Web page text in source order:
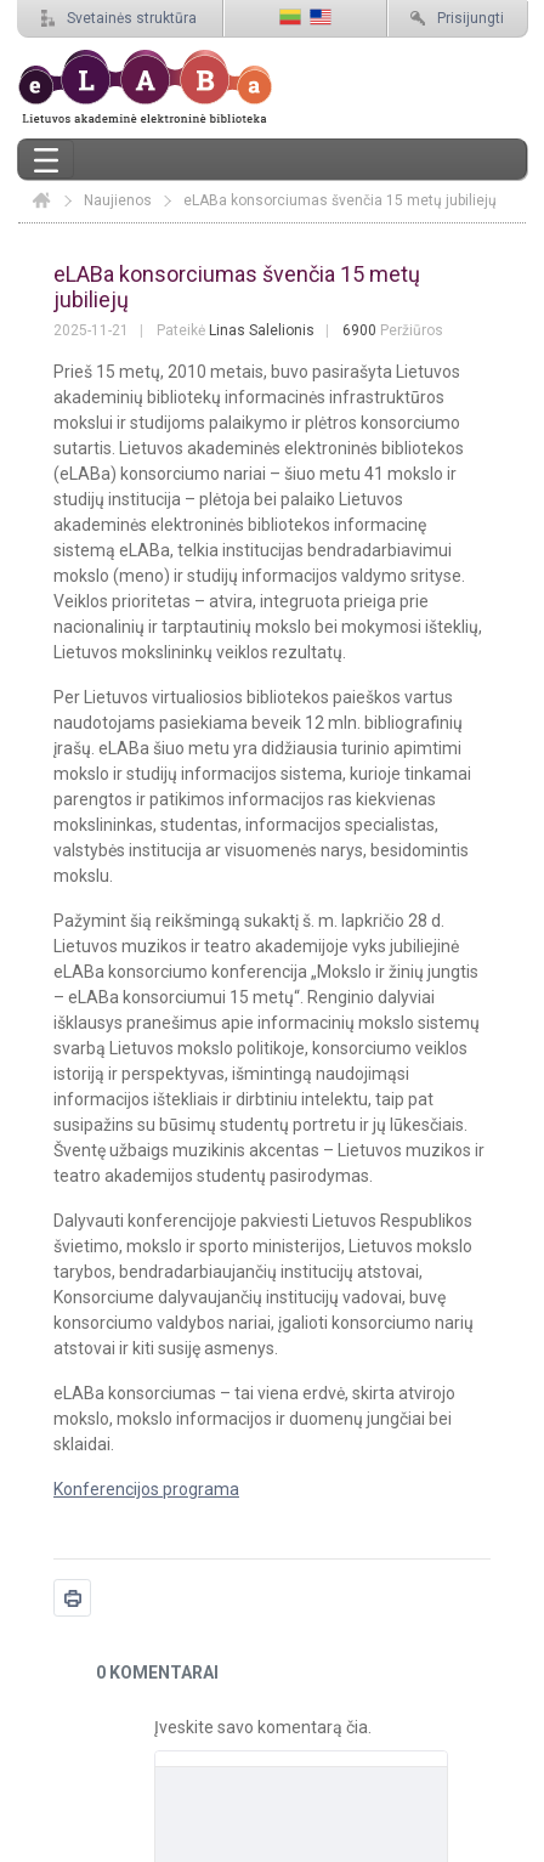
Svetainės struktūra Prisijungti
Elaba
Naujienos eLABa konsorciumas švenčia 15 metų jubiliejų
eLABa konsorciumas švenčia 15 metų
jubiliejų
2025-11-21 Pateikė Linas Salelionis 6900 Peržiūros
Prieš 15 metų, 2010 metais, buvo pasirašyta Lietuvos
akademinių bibliotekų informacinės infrastruktūros
mokslui ir studijoms palaikymo ir plėtros konsorciumo
sutartis. Lietuvos akademinės elektroninės bibliotekos
(eLABa) konsorciumo nariai – šiuo metu 41 mokslo ir
studijų institucija – plėtoja bei palaiko Lietuvos
akademinės elektroninės bibliotekos informacinę
sistemą eLABa, telkia institucijas bendradarbiavimui
mokslo (meno) ir studijų informacijos valdymo srityse.
Veiklos prioritetas – atvira, integruota prieiga prie
nacionalinių ir tarptautinių mokslo bei mokymosi išteklių,
Lietuvos mokslininkų veiklos rezultatų.
Per Lietuvos virtualiosios bibliotekos paieškos vartus
naudotojams pasiekiama beveik 12 mln. bibliografinių
įrašų. eLABa šiuo metu yra didžiausia turinio apimtimi
mokslo ir studijų informacijos sistema, kurioje tinkamai
parengtos ir patikimos informacijos ras kiekvienas
mokslininkas, studentas, informacijos specialistas,
valstybės institucija ar visuomenės narys, besidomintis
mokslu.
Pažymint šią reikšmingą sukaktį š. m. lapkričio 28 d.
Lietuvos muzikos ir teatro akademijoje vyks jubiliejinė
eLABa konsorciumo konferencija „Mokslo ir žinių jungtis
– eLABa konsorciumui 15 metų“. Renginio dalyviai
išklausys pranešimus apie informacinių mokslo sistemų
svarbą Lietuvos mokslo politikoje, konsorciumo veiklos
istoriją ir perspektyvas, išmintingą naudojimąsi
informacijos ištekliais ir dirbtiniu intelektu, taip pat
susipažins su būsimų studentų portretu ir jų lūkesčiais.
Šventę užbaigs muzikinis akcentas – Lietuvos muzikos ir
teatro akademijos studentų pasirodymas.
Dalyvauti konferencijoje pakviesti Lietuvos Respublikos
švietimo, mokslo ir sporto ministerijos, Lietuvos mokslo
tarybos, bendradarbiaujančių institucijų atstovai,
Konsorciume dalyvaujančių institucijų vadovai, buvę
konsorciumo valdybos nariai, įgalioti konsorciumo narių
atstovai ir kiti susiję asmenys.
eLABa konsorciumas – tai viena erdvė, skirta atvirojo
mokslo, mokslo informacijos ir duomenų jungčiai bei
sklaidai.
Konferencijos programa
Naujienos
0 KOMENTARAI
Įveskite savo komentarą čia.